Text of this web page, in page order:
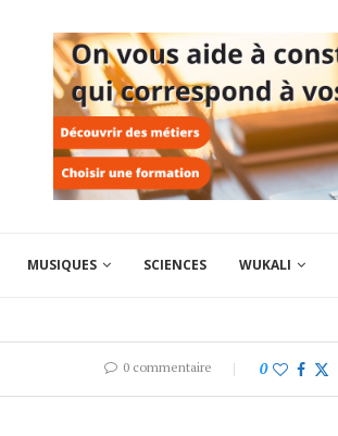
MUSIQUES SCIENCES WUKALI
0 commentaire 0